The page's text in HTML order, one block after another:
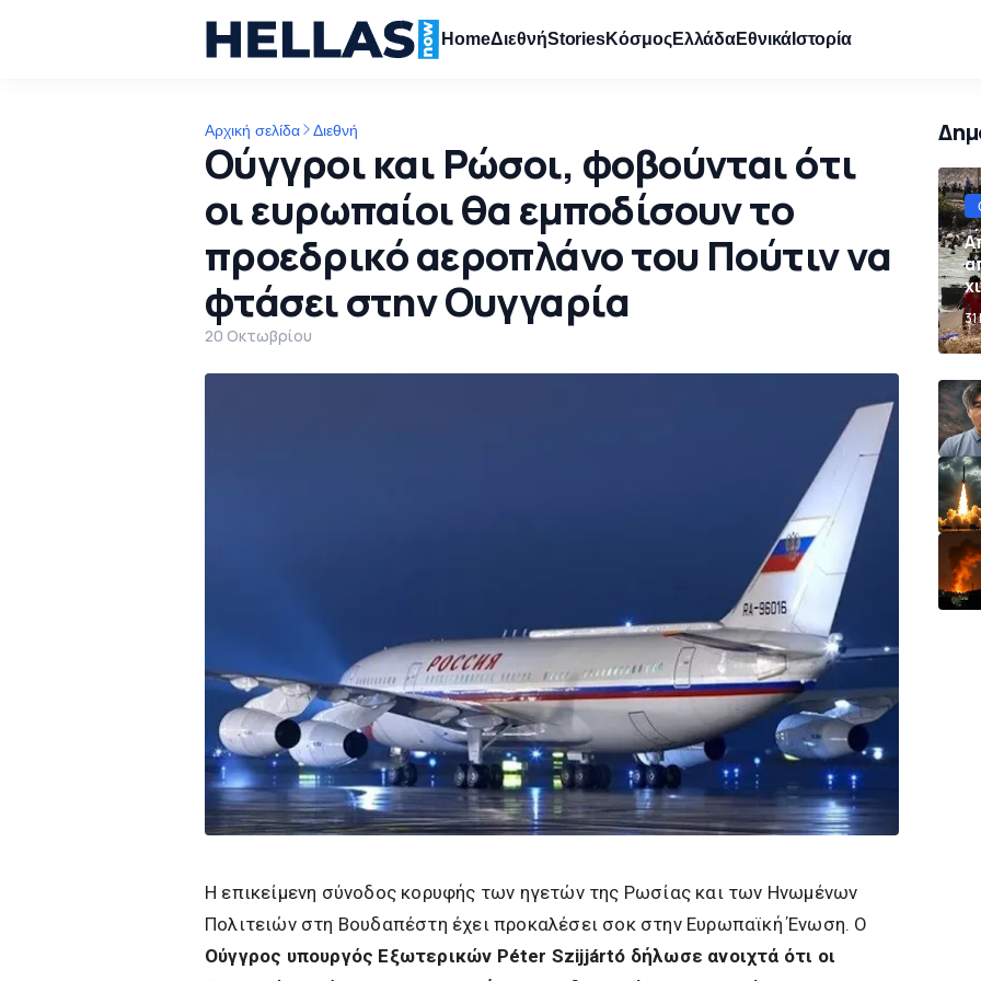
HomeΔιεθνήStoriesΚόσμοςΕλλάδαΕθνικάΙστορία
Αρχική σελίδα Διεθνή
Ούγγροι και Ρώσοι, φοβούνται ότι
οι ευρωπαίοι θα εμποδίσουν το
προεδρικό αεροπλάνο του Πούτιν να
φτάσει στην Ουγγαρία
20 Οκτωβρίου
Η επικείμενη σύνοδος κορυφής των ηγετών της Ρωσίας και των Ηνωμένων
Πολιτειών στη Βουδαπέστη έχει προκαλέσει σοκ στην Ευρωπαϊκή Ένωση. Ο
Ούγγρος υπουργός Εξωτερικών Péter Szijjártó δήλωσε ανοιχτά ότι οι
31